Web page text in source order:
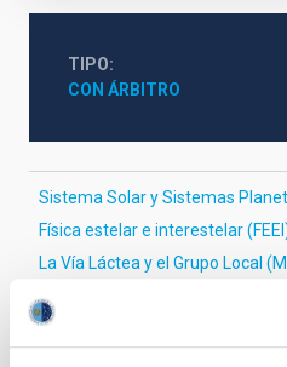
TIPO
CON ÁRBITRO
Sistema Solar y Sistemas
Física estelar e interestelar
La Vía Láctea y el Grupo Local
Técnicas